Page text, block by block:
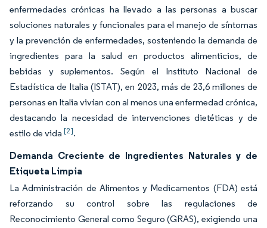
enfermedades crónicas ha llevado a las personas a buscar
soluciones naturales y funcionales para el manejo de síntomas
y la prevención de enfermedades, sosteniendo la demanda de
ingredientes para la salud en productos alimenticios, de
bebidas y suplementos. Según el Instituto Nacional de
Estadística de Italia (ISTAT), en 2023, más de 23,6 millones de
personas en Italia vivían con al menos una enfermedad crónica,
destacando la necesidad de intervenciones dietéticas y de
estilo de vida [2].
Demanda Creciente de Ingredientes Naturales y de
Etiqueta Limpia
La Administración de Alimentos y Medicamentos (FDA) está
reforzando su control sobre las regulaciones de
Reconocimiento General como Seguro (GRAS), exigiendo una